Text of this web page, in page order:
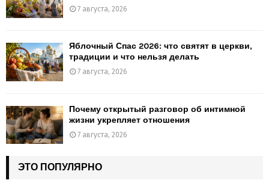
7 августа, 2026
Яблочный Спас 2026: что святят в церкви,
традиции и что нельзя делать
7 августа, 2026
Почему открытый разговор об интимной
жизни укрепляет отношения
7 августа, 2026
ЭТО ПОПУЛЯРНО